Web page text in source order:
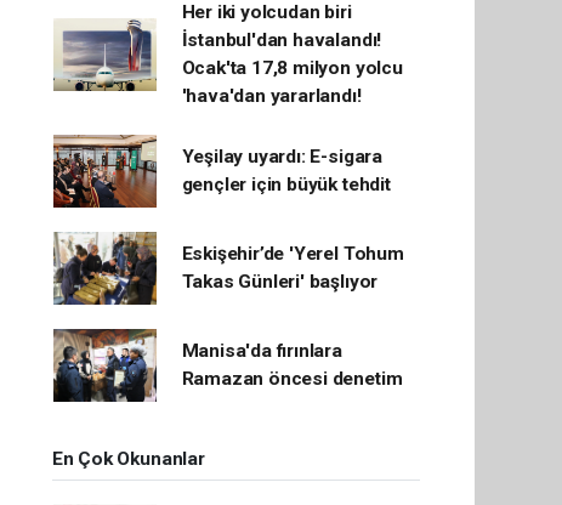
Her iki yolcudan biri
İstanbul'dan havalandı!
Ocak'ta 17,8 milyon yolcu
'hava'dan yararlandı!
Yeşilay uyardı: E-sigara
gençler için büyük tehdit
Eskişehir’de 'Yerel Tohum
Takas Günleri' başlıyor
Manisa'da fırınlara
Ramazan öncesi denetim
En Çok Okunanlar